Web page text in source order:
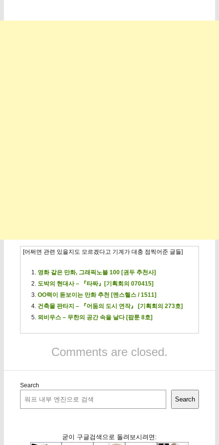
[어쩌면 관련 있을지도 모르겠다고 기계가 대충 점찍어준 글들]
영화 같은 만화, 그래픽노블 100 [권두 추천사]
도박의 현대사 – 『타짜』[기획회의 070415]
OO력이 돋보이는 만화 추천 [멘스헬스 / 1511]
건축물 판타지 – 『어둠의 도시 연작』 [기획회의 273호]
뫼비우스 – 무한의 공간 속을 날다 [팝툰 8호]
Comments are closed.
Search
Search
굳이 구글검색으로 돌려보시려면: